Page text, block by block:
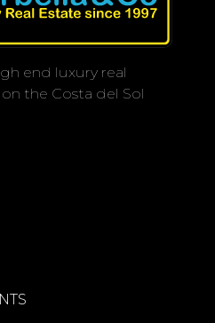
end luxury real
the Costa del Sol